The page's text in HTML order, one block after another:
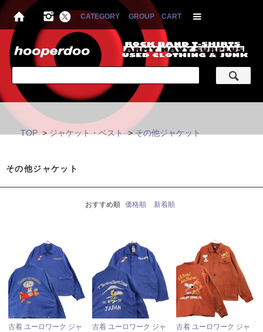
CATEGORY GROUP CART
TOP >ジャケット・ベスト >その他ジャケット
その他ジャケット
おすすめ順 価格順 新着順
古着 ユーロワーク ジャ
古着 ユーロワーク ジャ
古着 ユーロワーク ジャ